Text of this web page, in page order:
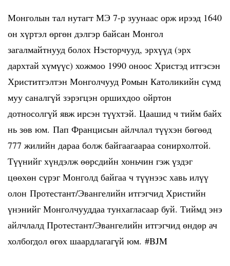
Монголын тал нутагт МЭ 7-р зуунаас орж ирээд 1640
он хүртэл өргөн дэлгэр байсан Монгол
загалмайтнууд болох Нэсторчууд, эрхүүд (эрх
дархтай хүмүүс) хожмоо 1990 оноос Христэд итгэсэн
Христитгэлтэн Монголчууд Ромын Католикийн сүмд
муу саналгүй зэрэгцэн оршихдоо ойртон
дотносолгүй явж ирсэн түүхтэй. Цаашид ч тийм байх
нь зөв юм. Пап Францисын айлчлал түүхэн бөгөөд
777 жилийн дараа болж байгаагаараа сонирхолтой.
Түүнийг хүндэлж өөрсдийн хоньчин гэж үздэг
цөөхөн сүрэг Монголд байгаа ч түүнээс хавь илүү
олон Протестант/Эвангелийн итгэгчид Христийн
үнэнийг Монголчууддаа тунхагласаар буй. Тиймд энэ
айлчлалд Протестант/Эвангелийн итгэгчид өндөр ач
холбогдол өгөх шаардлагагүй юм. #BJM